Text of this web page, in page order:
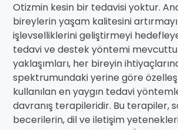
Otizmin kesin bir tedavisi yoktur.
bireylerin yaşam kalitesini
işlevselliklerini geliştirmeyi
tedavi ve destek yöntemi
yaklaşımları, her bireyin
spektrumundaki yerine göre
kullanılan en yaygın tedavi
davranış terapileridir. Bu terapiler,
becerilerin, dil ve iletişim